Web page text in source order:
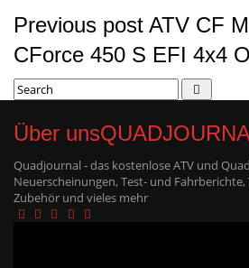
Previous post ATV CF
CForce 450 S EFI 4x4
Über uns
Quadjournal - das kostenlose ATV und
Neuerscheinungen, Test- und Fahrberichte,
Zubehör und vieles mehr